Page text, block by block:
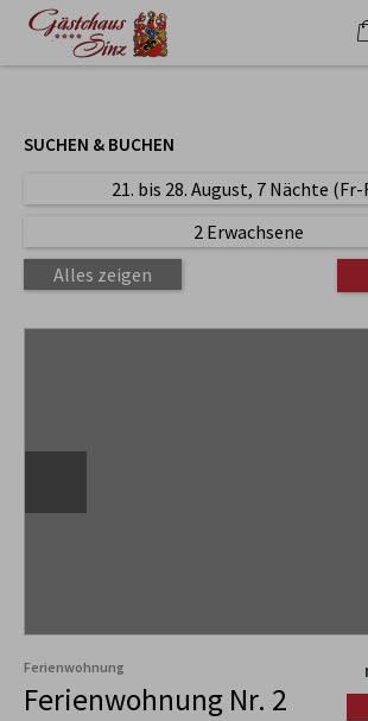
SUCHEN & BUCHEN
21. bis 28. August, 7 Nächte (Fr-
2 Erwachsene
Alles zeigen
Ferienwohnung
Ferienwohnung Nr. 2